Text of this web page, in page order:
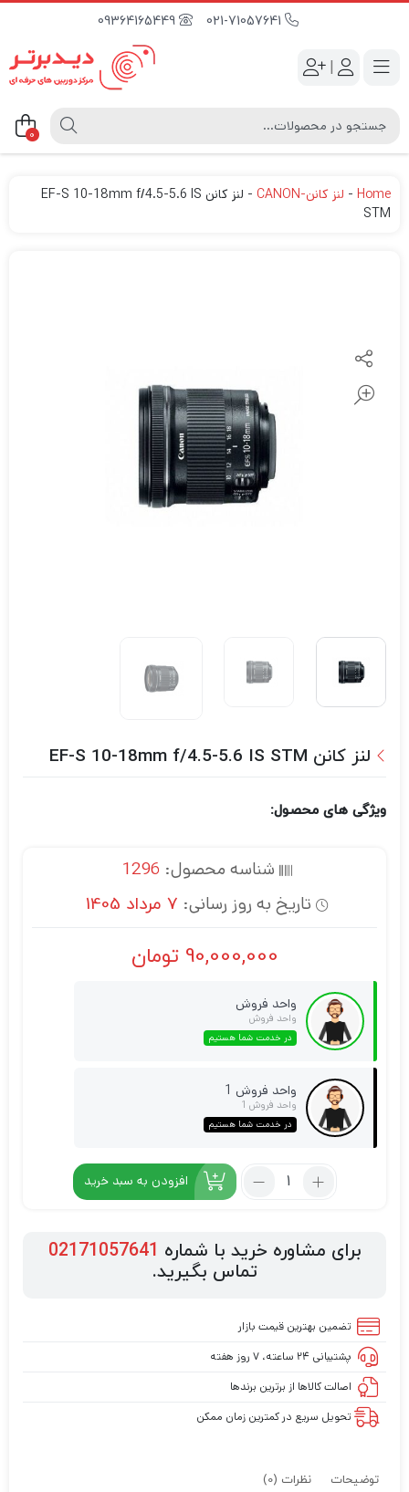
09364165449
|
0
Home
- لنز کانن-CANON -
لنز کانن EF-S 10-18mm f/4.5-5.6 IS
STM
لنز کانن EF-S 10-18mm f/4.5-5.6 IS STM
ویژگی های محصول:
شناسه محصول: 1296
تاریخ به روز رسانی: 7 مرداد 1405
90,000,000 تومان
واحد فروش
واحد فروش
در خدمت شما هستیم
واحد فروش 1
واحد فروش 1
در خدمت شما هستیم
افزودن به سبد خرید
برای مشاوره خرید با شماره 02171057641
تماس بگیرید.
تضمین بهترین قیمت بازار
پشتیبانی ۲۴ ساعته، ۷ روز هفته
اصالت کالاها از برترین برندها
تحویل سریع در کمترین زمان ممکن
توضیحات نظرات (0)